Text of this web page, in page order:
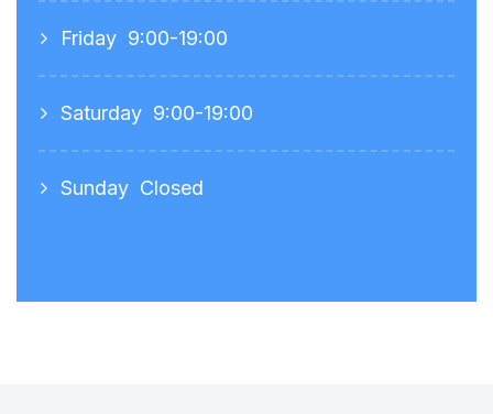
Friday 9:00-19:00
Saturday 9:00-19:00
Sunday Closed